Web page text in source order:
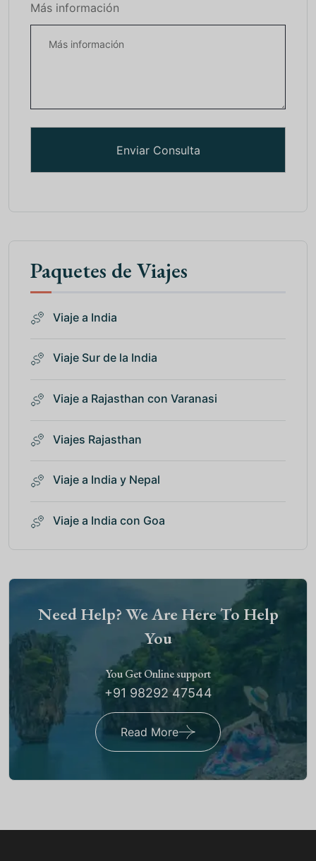
Más información
Paquetes de Viajes
Viaje a India
Viaje Sur de la India
Viaje a Rajasthan con Varanasi
Viajes Rajasthan
Viaje a India y Nepal
Viaje a India con Goa
Need Help? We Are Here To Help
You
You Get Online support
+91 98292 47544
Read More